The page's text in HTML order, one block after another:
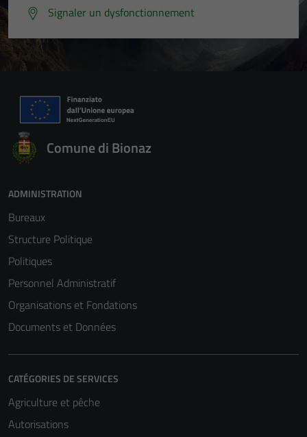
Signaler un dysfonctionnement
Comune di Bionaz
ADMINISTRATION
Bureaux
Structure Politique
Politiques
Personnel Administratif
Organisations et Fondations
Documents et Données
CATÉGORIES DE SERVICES
Agriculture et pêche
Autorisations